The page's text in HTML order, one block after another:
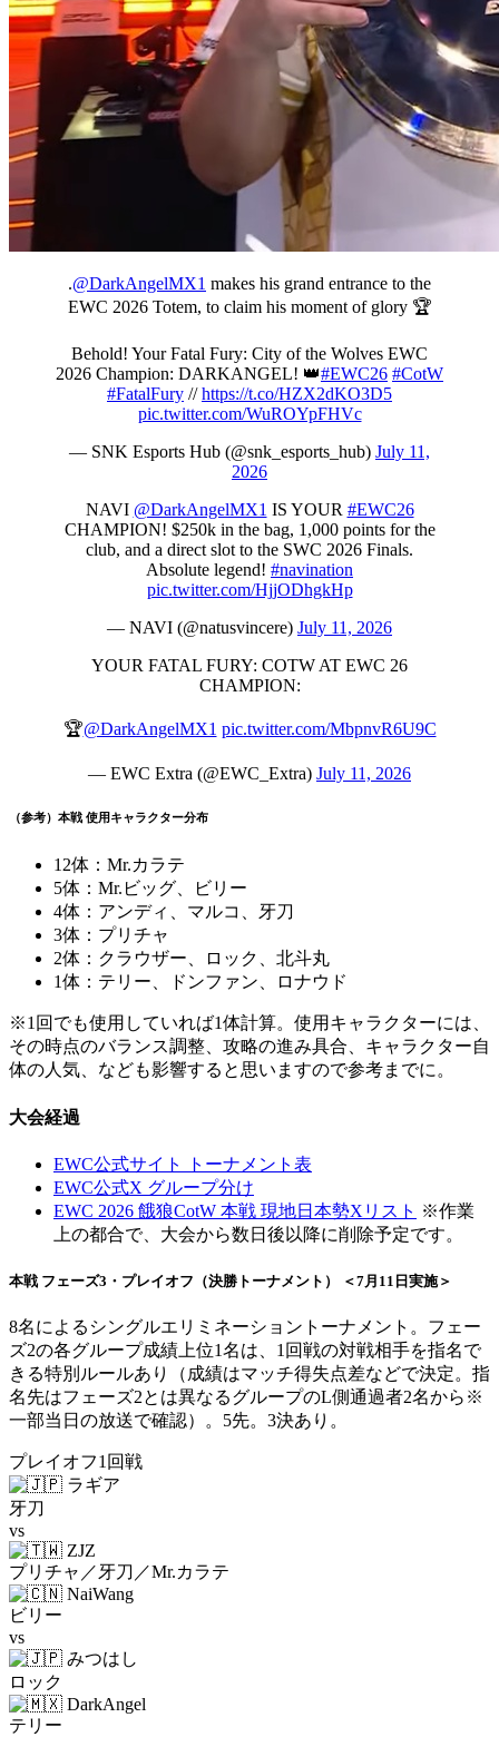
.@DarkAngelMX1 makes his grand entrance to the
EWC 2026 Totem, to claim his moment of glory 🏆
Behold! Your Fatal Fury: City of the Wolves EWC
2026 Champion: DARKANGEL! 👑#EWC26 #CotW
#FatalFury //https://t.co/HZX2dKO3D5
pic.twitter.com/WuROYpFHVc
— SNK Esports Hub (@snk_esports_hub) July 11,
2026
NAVI @DarkAngelMX1 IS YOUR #EWC26
CHAMPION! $250k in the bag, 1,000 points for the
club, and a direct slot to the SWC 2026 Finals.
Absolute legend! #navination
pic.twitter.com/HjjODhgkHp
— NAVI (@natusvincere) July 11, 2026
YOUR FATAL FURY: COTW AT EWC 26
CHAMPION:
🏆@DarkAngelMX1 pic.twitter.com/MbpnvR6U9C
— EWC Extra (@EWC_Extra) July 11, 2026
（参考）本戦 使用キャラクター分布
12体：Mr.カラテ
5体：Mr.ビッグ、ビリー
4体：アンディ、マルコ、牙刀
3体：プリチャ
2体：クラウザー、ロック、北斗丸
1体：テリー、ドンファン、ロナウド
※1回でも使用していれば1体計算。使用キャラクターには、
その時点のバランス調整、攻略の進み具合、キャラクター自
体の人気、なども影響すると思いますので参考までに。
大会経過
EWC公式サイト トーナメント表
EWC公式X グループ分け
EWC 2026 餓狼CotW 本戦 現地日本勢Xリスト ※作業
上の都合で、大会から数日後以降に削除予定です。
本戦 フェーズ3・プレイオフ（決勝トーナメント） ＜7月11日実施＞
8名によるシングルエリミネーショントーナメント。フェー
ズ2の各グループ成績上位1名は、1回戦の対戦相手を指名で
きる特別ルールあり（成績はマッチ得失点差などで決定。指
名先はフェーズ2とは異なるグループのL側通過者2名から※
一部当日の放送で確認）。5先。3決あり。
プレイオフ1回戦
ラギア
牙刀
vs
ZJZ
プリチャ／牙刀／Mr.カラテ
NaiWang
ビリー
vs
みつはし
ロック
DarkAngel
テリー